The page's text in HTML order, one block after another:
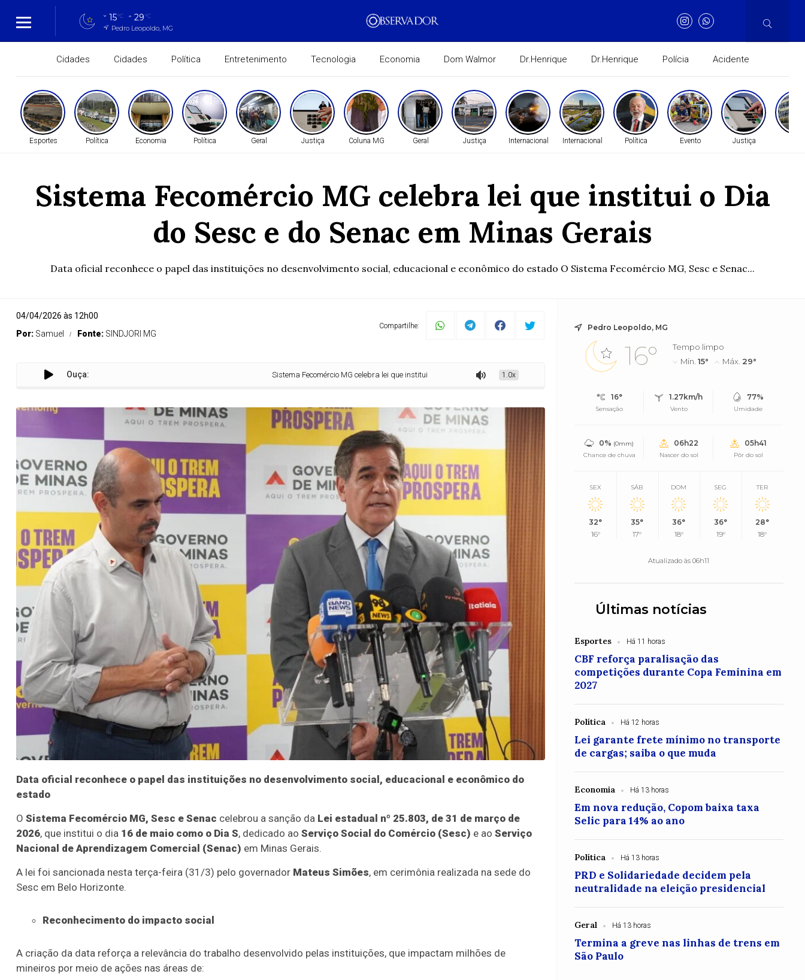
15°C 29°C
Pedro Leopoldo, MG
Cidades Cidades Política Entretenimento Tecnologia Economia Dom Walmor Dr.Henrique Dr.Henrique Polícia Acidente
Esportes Política Economia Política Geral Justiça Coluna MG Geral Justiça Internacional Internacional Política Evento Justiça
Sistema Fecomércio MG celebra lei que institui o Dia
do Sesc e do Senac em Minas Gerais
Data oficial reconhece o papel das instituições no desenvolvimento social, educacional e econômico do estado O Sistema Fecomércio MG, Sesc e Senac...
04/04/2026 às 12h00
Por: Samuel Fonte: SINDJORI MG
Compartilhe:
Ouça: Sistema Fecomércio MG celebra lei que institui o Dia do Sesc e do Senac em Minas Gerais
1.0x
Data oficial reconhece o papel das instituições no desenvolvimento social, educacional e econômico do
estado
O Sistema Fecomércio MG, Sesc e Senac celebrou a sanção da Lei estadual nº 25.803, de 31 de março de
2026, que institui o dia 16 de maio como o Dia S, dedicado ao Serviço Social do Comércio (Sesc) e ao Serviço
Nacional de Aprendizagem Comercial (Senac) em Minas Gerais.
A lei foi sancionada nesta terça-feira (31/3) pelo governador Mateus Simões, em cerimônia realizada na sede do
Sesc em Belo Horizonte.
Reconhecimento do impacto social
A criação da data reforça a relevância do trabalho desenvolvido pelas instituições, que impactam milhões de
mineiros por meio de ações nas áreas de:
Pedro Leopoldo, MG
16°
Tempo limpo
Mín.15° Máx. 29°
16°
Sensação
1.27km/h
Vento
77%
Umidade
0% (0mm)
Chance de chuva
06h22
Nascer do sol
05h41
Pôr do sol
SEX
32°
16°
SÁB
35°
17°
DOM
36°
18°
SEG
36°
19°
TER
28°
18°
Atualizado às 06h11
Últimas notícias
Esportes Há 11 horas
CBF reforça paralisação das
competições durante Copa Feminina em
2027
Política Há 12 horas
Lei garante frete mínimo no transporte
de cargas; saiba o que muda
Economia Há 13 horas
Em nova redução, Copom baixa taxa
Selic para 14% ao ano
Política Há 13 horas
PRD e Solidariedade decidem pela
neutralidade na eleição presidencial
Geral Há 13 horas
Termina a greve nas linhas de trens em
São Paulo